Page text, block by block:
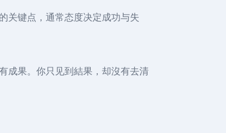
关键点，通常态度决定成功与失
成果。你只见到結果，却沒有去清